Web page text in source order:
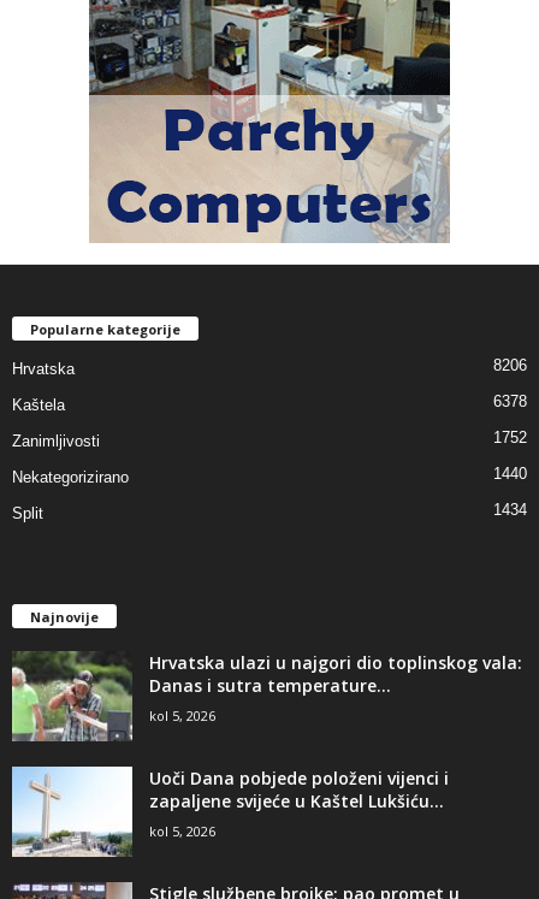
Popularne kategorije
Hrvatska 8206
Kaštela 6378
Zanimljivosti 1752
Nekategorizirano 1440
Split 1434
Najnovije
Hrvatska ulazi u najgori dio toplinskog vala:
Danas i sutra temperature...
kol 5, 2026
Uoči Dana pobjede položeni vijenci i
zapaljene svijeće u Kaštel Lukšiću...
kol 5, 2026
Stigle službene brojke: pao promet u